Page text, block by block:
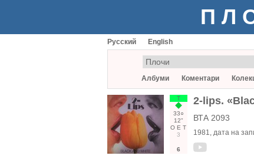
Русский English
Албуми Коментари
Т
33○
12"
О Е Т
3
6
2-lips.
ВТА 2093
1981, дата на